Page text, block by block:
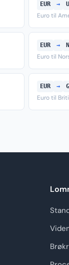
EUR →
Euro til
EUR →
Euro til
EUR →
Euro til